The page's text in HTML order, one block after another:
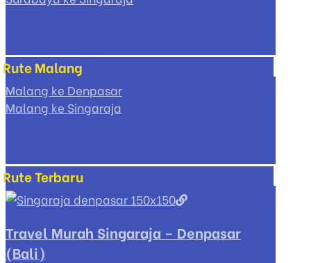
Rute Malang
Malang ke Denpasar
Malang ke Singaraja
Rute Terbaru
Travel Murah Singaraja – Denpasar
(Bali)